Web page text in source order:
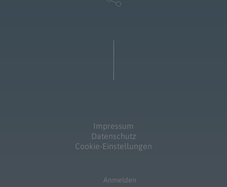
Impressum
Datenschutz
Cookie-Einstellungen
Anmelden